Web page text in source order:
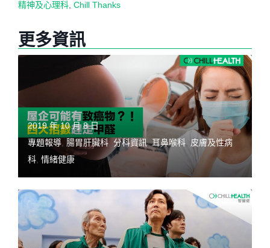
精神及心理科 Chill Thanks
更多資訊
2019 年 10 月 8 日
專題報導
腸胃肝臟科 分科資訊,耳鼻喉科
皮膚及性病
科 情緒健康